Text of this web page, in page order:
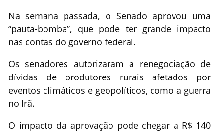
Na semana passada, o Senado aprovou uma
“pauta-bomba”, que pode ter grande impacto
nas contas do governo federal.
Os senadores autorizaram a renegociação de
dívidas de produtores rurais afetados por
eventos climáticos e geopolíticos, como a guerra
no Irã.
O impacto da aprovação pode chegar a R$ 140